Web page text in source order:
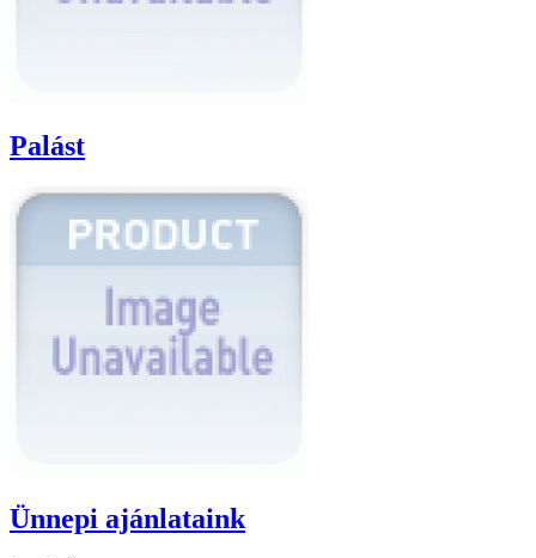
Palást
Ünnepi ajánlataink